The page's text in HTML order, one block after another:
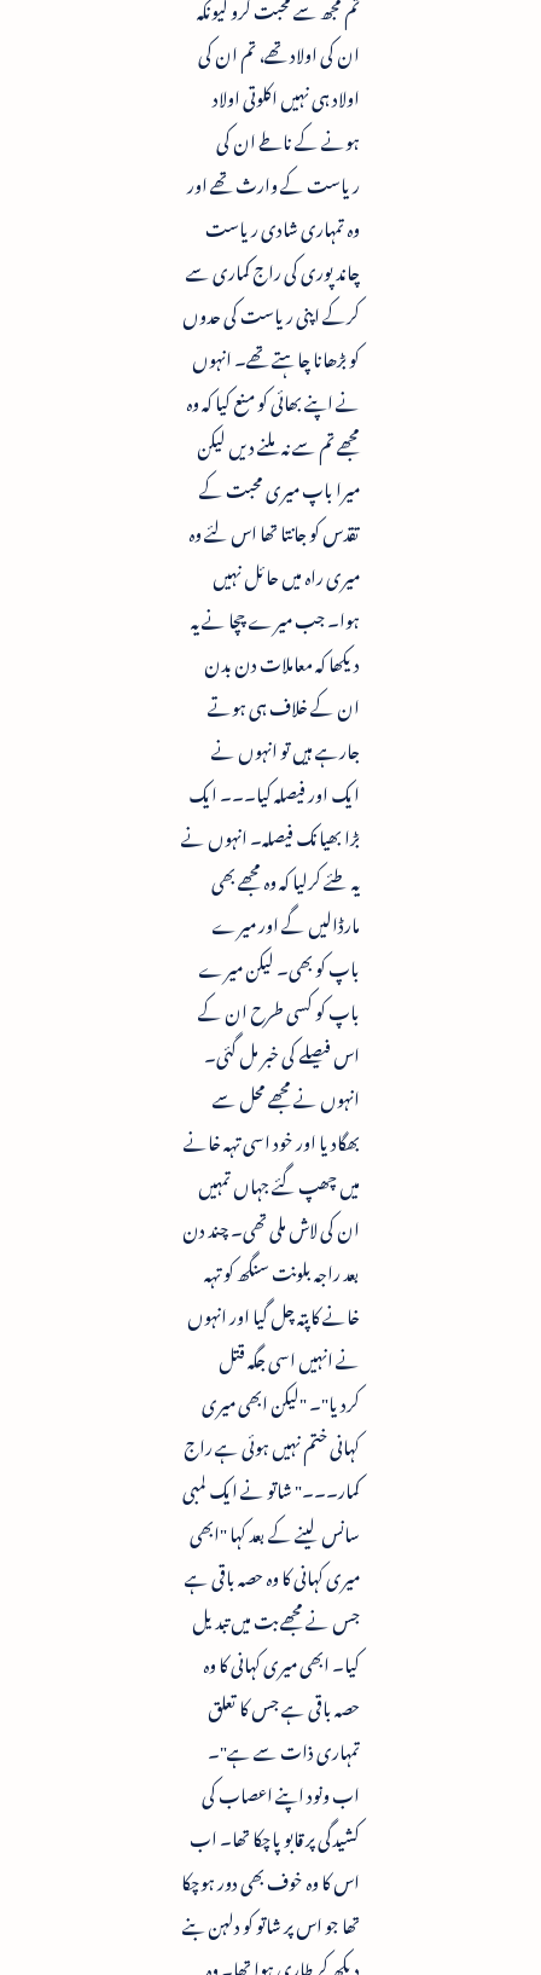
ان کی اولاد تھے، تم ان کی
اولاد ہی نہیں اکلوتی اولاد
ہونے کے ناطے ان کی
ریاست کے وارث تھے اور
وہ تمہاری شادی ریاست
چاند پوری کی راج کماری سے
کرکے اپنی ریاست کی حدوں
کو بڑھانا چاہتے تھے۔ انہوں
نے اپنے بھائی کو منع کیا کہ وہ
مجھے تم سے نہ ملنے دیں لیکن
میرا باپ میری محبت کے
تقدس کو جانتا تھا اس لئے وہ
میری راہ میں حائل نہیں
ہوا۔ جب میرے چچا نے یہ
دیکھا کہ معاملات دن بدن
ان کے خلاف ہی ہوتے
جارہے ہیں تو انہوں نے
ایک اور فیصلہ کیا۔۔۔ ایک
بڑا بھیانک فیصلہ۔ انہوں نے
یہ طئے کرلیا کہ وہ مجھے بھی
مارڈالیں گے اور میرے
باپ کو بھی۔ لیکن میرے
باپ کو کسی طرح ان کے
اس فیصلے کی خبر مل گئی۔
انہوں نے مجھے محل سے
بھگادیا اور خود اسی تہہ خانے
میں چھپ گئے جہاں تمہیں
ان کی لاش ملی تھی۔ چند دن
بعد راجہ بلونت سنگھ کو تہہ
خانے کا پتہ چل گیا اور انہوں
نے انہیں اسی جگہ قتل
کردیا"۔ "لیکن ابھی میری
کہانی ختم نہیں ہوئی ہے راج
کمار۔۔۔" شاتو نے ایک لمبی
سانس لینے کے بعد کہا "ابھی
میری کہانی کا وہ حصہ باقی ہے
جس نے مجھے بت میں تبدیل
کیا۔ ابھی میری کہانی کا وہ
حصہ باقی ہے جس کا تعلق
تمہاری ذات سے ہے"۔
اب ونود اپنے اعصاب کی
کشیدگی پر قابو پاچکا تھا۔ اب
اس کا وہ خوف بھی دور ہوچکا
تھا جو اس پر شاتو کو دلہن بنے
دیکھ کر طاری ہوا تھا۔ وہ